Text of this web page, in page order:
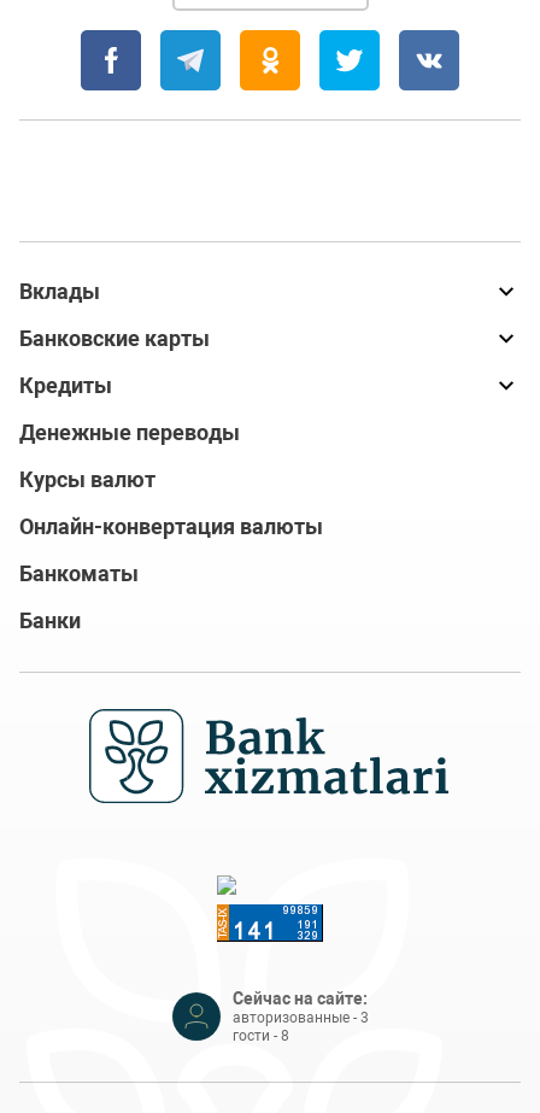
Вклады
Банковские карты
Кредиты
Денежные переводы
Курсы валют
Онлайн-конвертация валюты
Банкоматы
Банки
Сейчас на сайте:
авторизованные - 3
гости - 8